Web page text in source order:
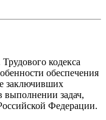
кодекса
обеспечения
заключивших
выполнении задач,
Федерации.